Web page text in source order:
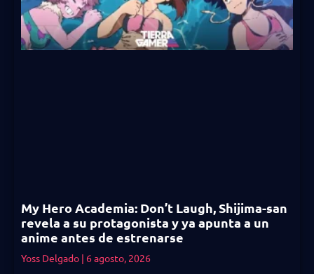
My Hero Academia: Don’t Laugh, Shijima-san
revela a su protagonista y ya apunta a un
anime antes de estrenarse
Yoss Delgado 6 agosto, 2026